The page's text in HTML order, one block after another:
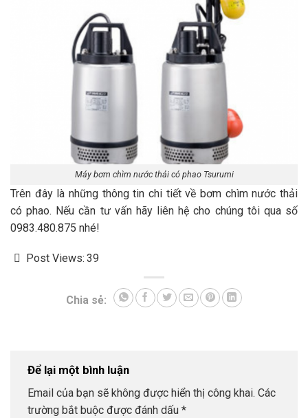
Máy bơm chìm nước thải có phao Tsurumi
Trên đây là những thông tin chi tiết về bơm chìm nước thải
có phao. Nếu cần tư vấn hãy liên hệ cho chúng tôi qua số
0983.480.875 nhé!
Post Views: 39
Chia sẻ:
Để lại một bình luận
Email của bạn sẽ không được hiển thị công khai. Các
trường bắt buộc được đánh dấu *